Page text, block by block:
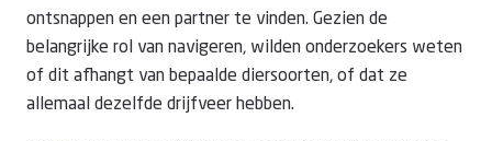
ontsnappen en een partner te vinden. Gezien de
belangrijke rol van navigeren, wilden onderzoekers weten
of dit afhangt van bepaalde diersoorten, of dat ze
allemaal dezelfde drijfveer hebben.